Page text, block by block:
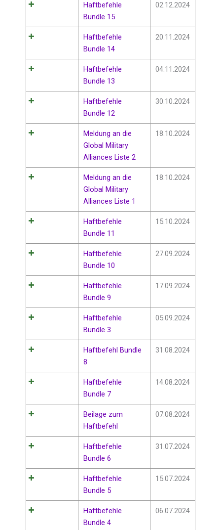
Haftbefehle
Bundle 15
02.12.2024
Haftbefehle
Bundle 14
20.11.2024
Haftbefehle
Bundle 13
04.11.2024
Haftbefehle
Bundle 12
30.10.2024
Meldung an die
Global Military
Alliances Liste 2
18.10.2024
Meldung an die
Global Military
Alliances Liste 1
18.10.2024
Haftbefehle
Bundle 11
15.10.2024
Haftbefehle
Bundle 10
27.09.2024
Haftbefehle
Bundle 9
17.09.2024
Haftbefehle
Bundle 3
05.09.2024
Haftbefehl Bundle
8
31.08.2024
Haftbefehle
Bundle 7
14.08.2024
Beilage zum
Haftbefehl
07.08.2024
Haftbefehle
Bundle 6
31.07.2024
Haftbefehle
Bundle 5
15.07.2024
Haftbefehle
Bundle 4
06.07.2024